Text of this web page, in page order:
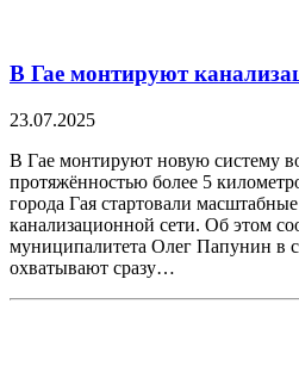
В Гае монтируют
23.07.2025
В Гае монтируют новую систему
протяжённостью более 5
города Гая стартовали
канализационной сети. Об этом
муниципалитета Олег Папунин в
охватывают сразу…